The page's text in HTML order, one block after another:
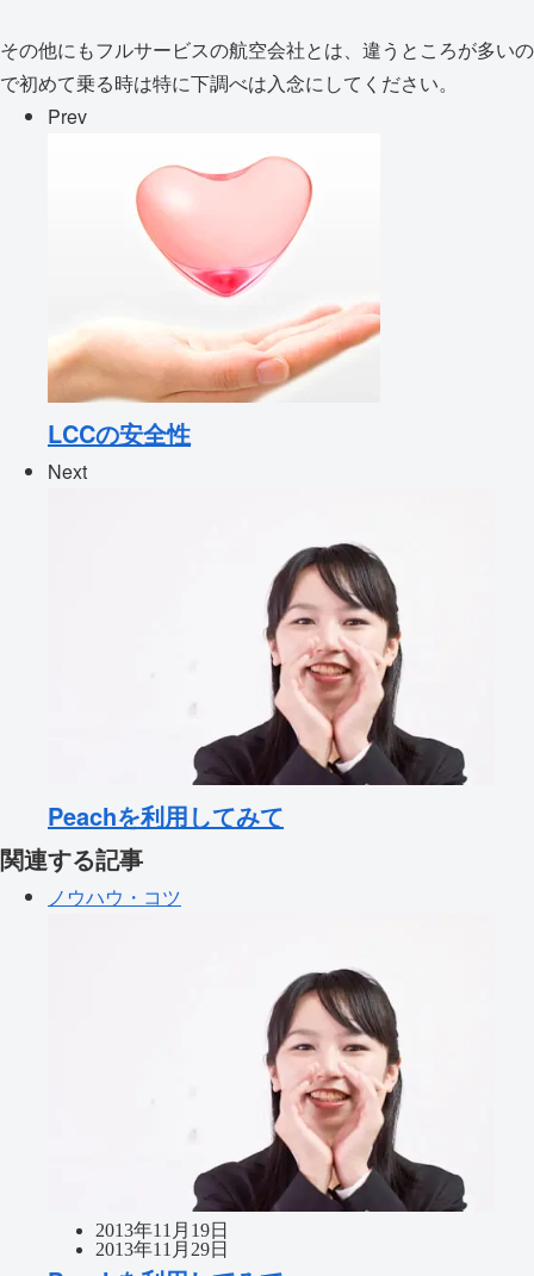
その他にもフルサービスの航空会社とは、違うところが多いの
で初めて乗る時は特に下調べは入念にしてください。
Prev
LCCの安全性
Next
Peachを利用してみて
関連する記事
ノウハウ・コツ
2013年11月19日
2013年11月29日